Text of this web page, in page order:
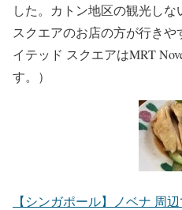
した。カトン地区の観光し
スクエアのお店の方が行き
イテッド スクエアはMRT
す。）
【シンガポール】ノベナ 周